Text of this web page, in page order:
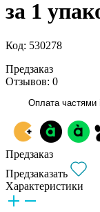
за 1
Код: 530278
Предзаказ
Отзывов: 0
Оплата частями i
Предзаказ
Предзаказать
Характеристики